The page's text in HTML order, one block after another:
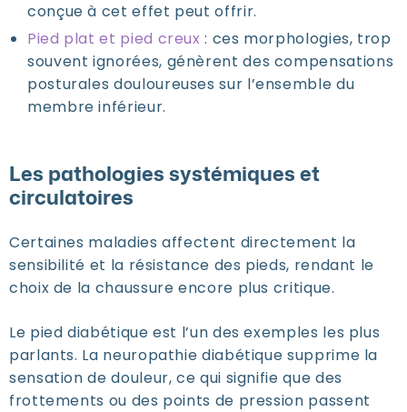
conçue à cet effet peut offrir.
Pied plat et pied creux : ces morphologies, trop
souvent ignorées, génèrent des compensations
posturales douloureuses sur l’ensemble du
membre inférieur.
Les pathologies systémiques et
circulatoires
Certaines maladies affectent directement la
sensibilité et la résistance des pieds, rendant le
choix de la chaussure encore plus critique.
Le pied diabétique est l’un des exemples les plus
parlants. La neuropathie diabétique supprime la
sensation de douleur, ce qui signifie que des
frottements ou des points de pression passent